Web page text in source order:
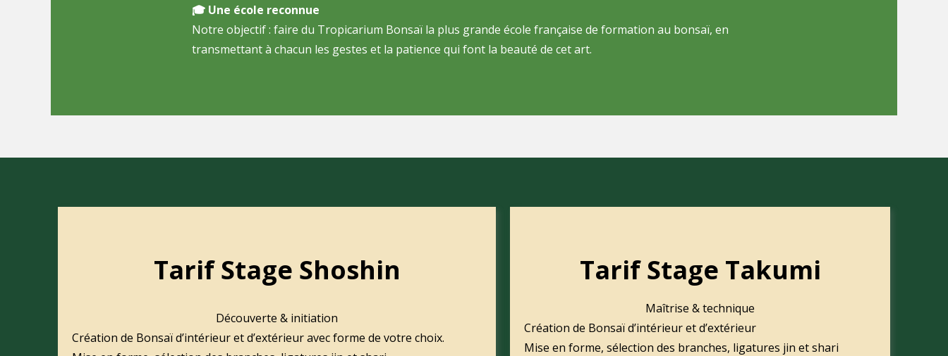
🎓 Une école reconnue
Notre objectif : faire du Tropicarium Bonsaï la plus grande école française de formation au bonsaï, en
transmettant à chacun les gestes et la patience qui font la beauté de cet art.
Tarif Stage Shoshin
Découverte & initiation
Création de Bonsaï d’intérieur et d’extérieur avec forme de votre choix.
Tarif Stage Takumi
Maîtrise & technique
Création de Bonsaï d’intérieur et d’extérieur
Mise en forme, sélection des branches, ligatures jin et shari